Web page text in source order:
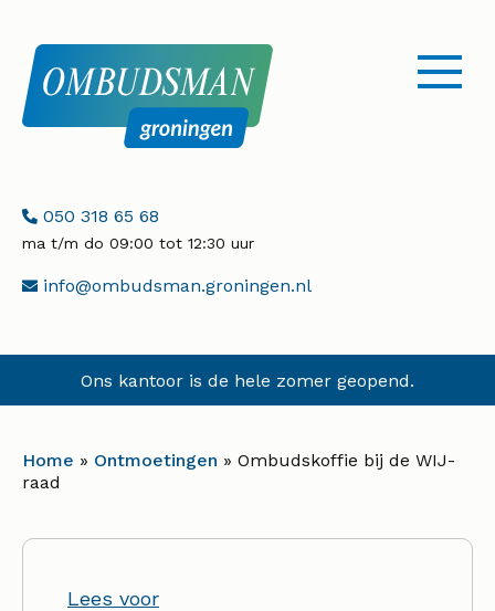
menu
openen
Telefoonnummer:
050 318 65 68
ma t/m do 09:00 tot 12:30 uur
E-info@ombudsman.groningen.nl
Ons kantoor is de hele zomer geopend.
Home » Ontmoetingen » Ombudskoffie bij de WIJ-
raad
Lees voor